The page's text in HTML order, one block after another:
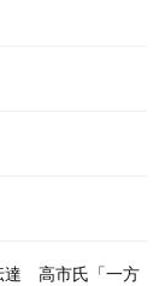
達 高市氏「一方